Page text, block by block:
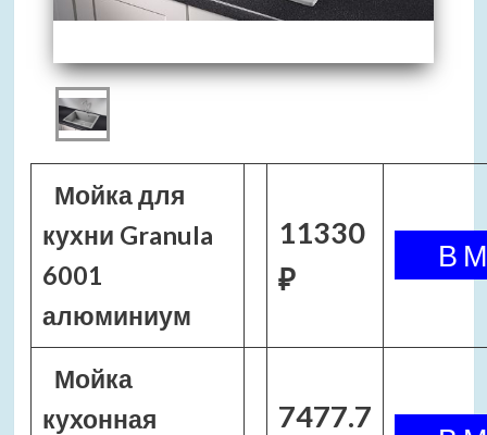
Мойка для
кухни Granula
6001
алюминиум
11330
₽
Мойка
кухонная
7477.7